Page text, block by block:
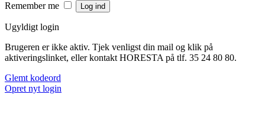
Remember me
Ugyldigt login
Brugeren er ikke aktiv. Tjek venligst din mail og klik på
aktiveringslinket, eller kontakt HORESTA på tlf. 35 24 80 80.
Glemt kodeord
Opret nyt login